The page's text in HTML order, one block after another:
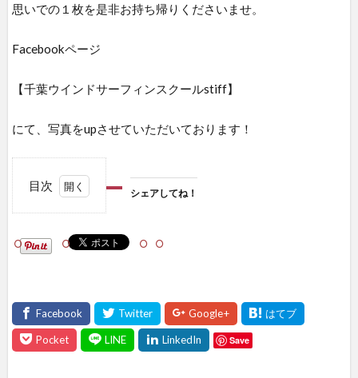
思いでの１枚を是非お持ち帰りくださいませ。
Facebookページ
【千葉ウインドサーフィンスクールstiff】
にて、写真をupさせていただいております！
目次
アし
て
シェアしてね！
Save